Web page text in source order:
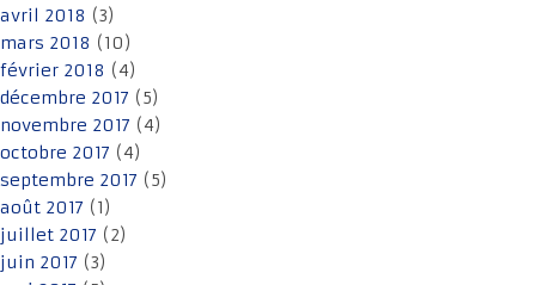
avril 2018 (3)
mars 2018 (10)
février 2018 (4)
décembre 2017 (5)
novembre 2017 (4)
octobre 2017 (4)
septembre 2017 (5)
août 2017 (1)
juillet 2017 (2)
juin 2017 (3)